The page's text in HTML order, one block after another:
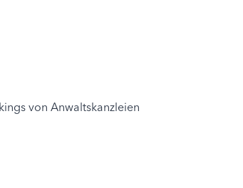
von Anwaltskanzleien